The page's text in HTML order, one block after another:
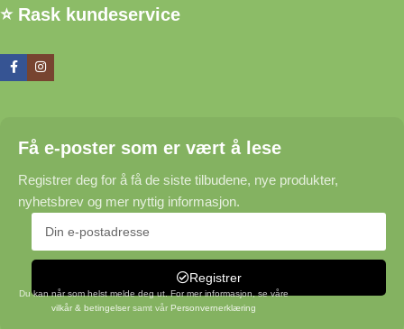
⭐ Rask kundeservice
Få e-poster som er vært å lese
Registrer deg for å få de siste tilbudene, nye produkter,
nyhetsbrev og mer nyttig informasjon.
Registrer
Du kan når som helst melde deg ut. For mer informasjon, se våre
vilkår & betingelsersamt vår Personvernerklæring